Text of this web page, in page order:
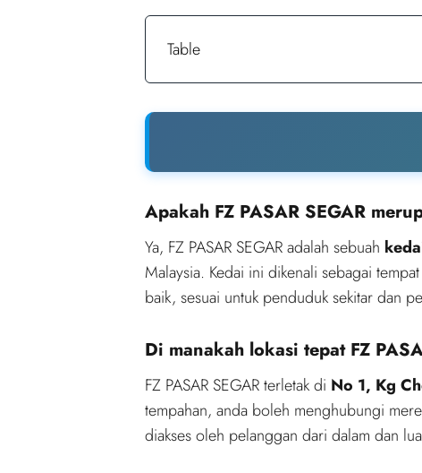
Table
Apakah FZ PASAR SEGAR
Ya, FZ PASAR SEGAR adalah sebuah
Malaysia. Kedai ini dikenali sebagai
baik, sesuai untuk penduduk sekitar dan
Di manakah lokasi tepat FZ
FZ PASAR SEGAR terletak di No 1, Kg
tempahan, anda boleh menghubungi
diakses oleh pelanggan dari dalam dan